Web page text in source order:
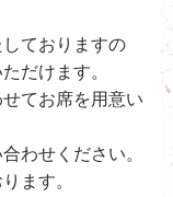
ておりますの
だけます。
てお席を用意い
わせください。
ます。